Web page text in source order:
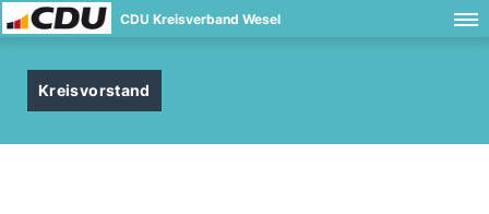
CDU Kreisverband Wesel
Kreisvorstand